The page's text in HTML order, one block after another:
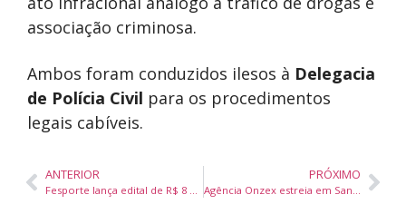
associação criminosa.
Ambos foram conduzidos ilesos à Delegacia
de Polícia Civil para os procedimentos
legais cabíveis.
ANTERIOR
Fesporte lança edital de R$ 8 milhões para incentivo ao paradesporto em Santa Catarina
PRÓXIMO
Agência Onzex estreia em Santa Catarina com produção da Marejada 2025 e atrações inéditas